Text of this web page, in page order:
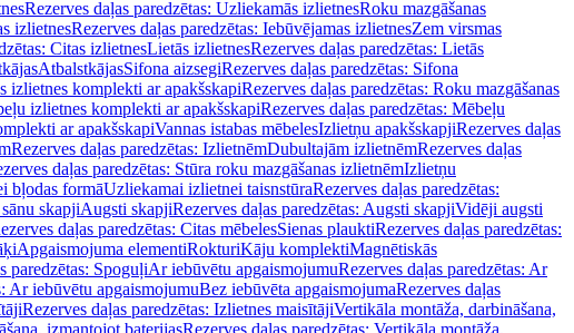
Rezerves daļas paredzētas: Uzliekamās izlietnesRoku mazgāšanas
izlietnesRezerves daļas paredzētas: Iebūvējamas izlietnesZem virsmas
Citas izlietnesLietās izlietnesRezerves daļas paredzētas: Lietās
AtbalstkājasSifona aizsegiRezerves daļas paredzētas: Sifona
izlietnes komplekti ar apakšskapiRezerves daļas paredzētas: Roku mazgāšanas
izlietnes komplekti ar apakšskapiRezerves daļas paredzētas: Mēbeļu
ar apakšskapiVannas istabas mēbelesIzlietņu apakšskapjiRezerves daļas
Rezerves daļas paredzētas: IzlietnēmDubultajām izlietnēmRezerves daļas
daļas paredzētas: Stūra roku mazgāšanas izlietnēmIzlietņu
bļodas formāUzliekamai izlietnei taisnstūraRezerves daļas paredzētas:
skapjiAugsti skapjiRezerves daļas paredzētas: Augsti skapjiVidēji augsti
daļas paredzētas: Citas mēbelesSienas plauktiRezerves daļas paredzētas:
Apgaismojuma elementiRokturiKāju komplektiMagnētiskās
paredzētas: SpoguļiAr iebūvētu apgaismojumuRezerves daļas paredzētas: Ar
Ar iebūvētu apgaismojumuBez iebūvēta apgaismojumaRezerves daļas
Rezerves daļas paredzētas: Izlietnes maisītājiVertikāla montāža, darbināšana,
izmantojot baterijasRezerves daļas paredzētas: Vertikāla montāža,